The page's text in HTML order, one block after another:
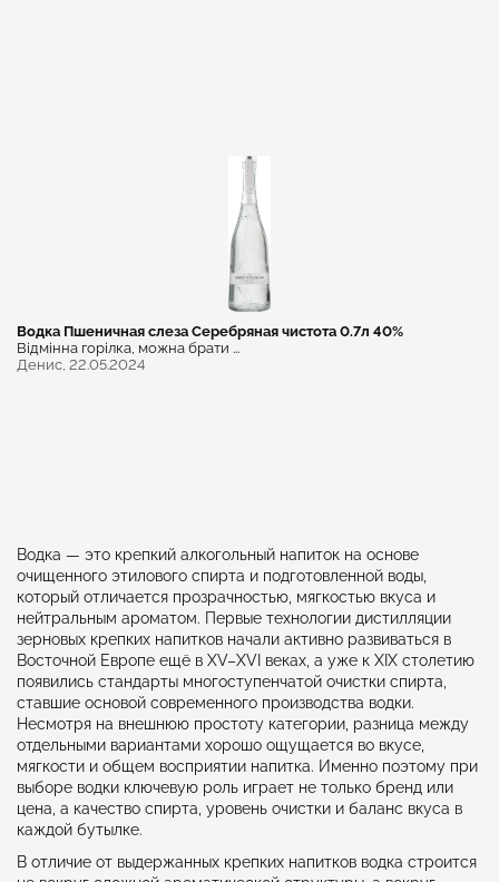
Водка Пшеничная слеза Серебряная чистота 0.7л 40%
Відмінна горілка, можна брати ...
Денис, 22.05.2024
Водка — это крепкий алкогольный напиток на основе
очищенного этилового спирта и подготовленной воды,
который отличается прозрачностью, мягкостью вкуса и
нейтральным ароматом. Первые технологии дистилляции
зерновых крепких напитков начали активно развиваться в
Восточной Европе ещё в XV–XVI веках, а уже к XIX столетию
появились стандарты многоступенчатой очистки спирта,
ставшие основой современного производства водки.
Несмотря на внешнюю простоту категории, разница между
отдельными вариантами хорошо ощущается во вкусе,
мягкости и общем восприятии напитка. Именно поэтому при
выборе водки ключевую роль играет не только бренд или
цена, а качество спирта, уровень очистки и баланс вкуса в
каждой бутылке.
В отличие от выдержанных крепких напитков водка строится